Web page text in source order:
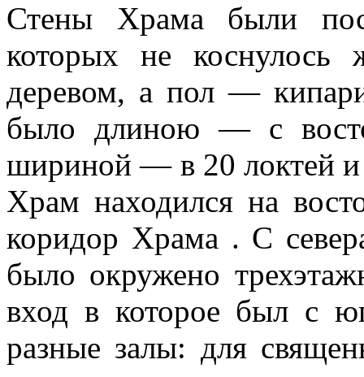
Стены Храма были
которых не коснулось
деревом, а пол —
было длиною — с
шириной — в 20 локтей
Храм находился на
коридор Храма . С
было окружено
вход в которое был с
разные залы: для